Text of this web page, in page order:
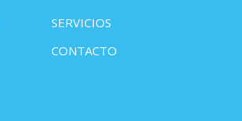
SERVICIOS
CONTACTO